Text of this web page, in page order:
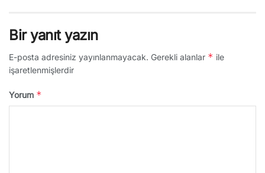
Bir yanıt yazın
E-posta adresiniz yayınlanmayacak. Gerekli alanlar * ile
işaretlenmişlerdir
Yorum *